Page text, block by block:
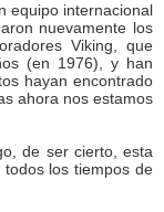
equipo internacional
nuevamente los
Viking, que
(en 1976), y han
hayan encontrado
ahora nos estamos
de ser cierto, esta
los tiempos de